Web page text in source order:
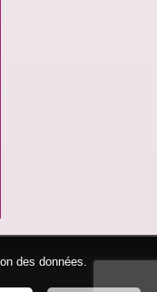
des données.